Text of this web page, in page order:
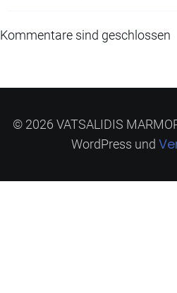
Kommentare sind geschlossen
© 2026 VATSALIDIS
WordPress und